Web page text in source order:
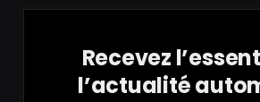
Recevez
l’actualité